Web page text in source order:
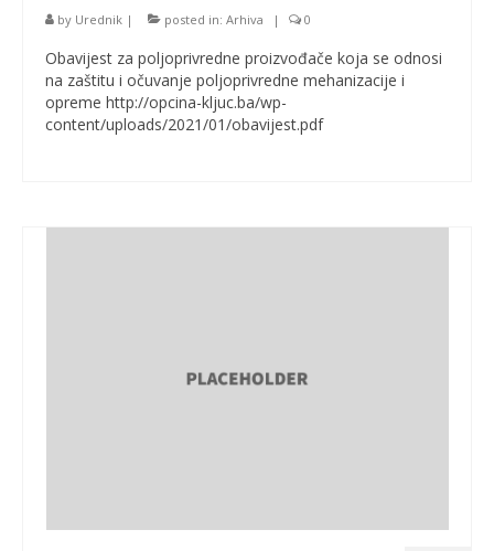
by Urednik | posted in: Arhiva | 0
Obavijest za poljoprivredne proizvođače koja se odnosi
na zaštitu i očuvanje poljoprivredne mehanizacije i
opreme http://opcina-kljuc.ba/wp-
content/uploads/2021/01/obavijest.pdf